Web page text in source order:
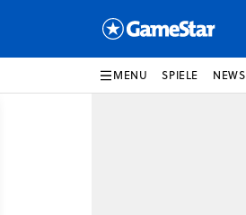
MENU SPIELE NEWS